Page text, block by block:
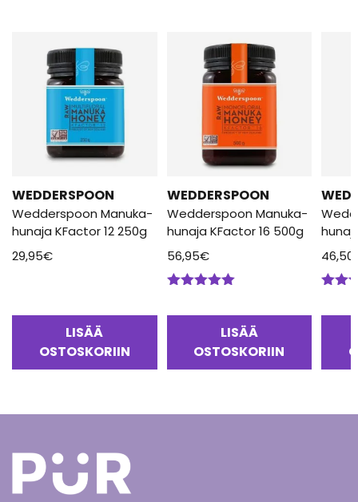
WEDDERSPOON
Wedderspoon Manuka-
hunaja KFactor 12 250g
29,95€
LISÄÄ
OSTOSKORIIN
WEDDERSPOON
Wedderspoon Manuka-
hunaja KFactor 16 500g
56,95€
LISÄÄ
OSTOSKORIIN
46,50